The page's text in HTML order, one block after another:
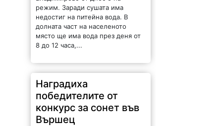
режим. Заради сушата има
недостиг на питейна вода. В
долната част на населеното
място ще има вода през деня от
8 до 12 часа,...
Наградиха
победителите от
конкурс за сонет във
Вършец